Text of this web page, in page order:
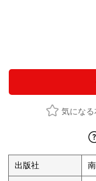
気になる
出版社